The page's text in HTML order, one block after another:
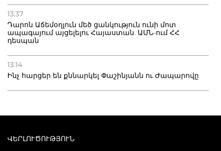
13:37
Դարոն Աճեմօղլուն մեծ ցանկություն ունի մոտ
ապագայում այցելելու Հայաստան. ԱՄՆ-ում ՀՀ
դեսպան
13:14
Ինչ հարցեր են քննարկել Փաշինյանն ու Ժապարովը
ՎԵՐԼՈՒԾՈՒԹՅՈՒՆ